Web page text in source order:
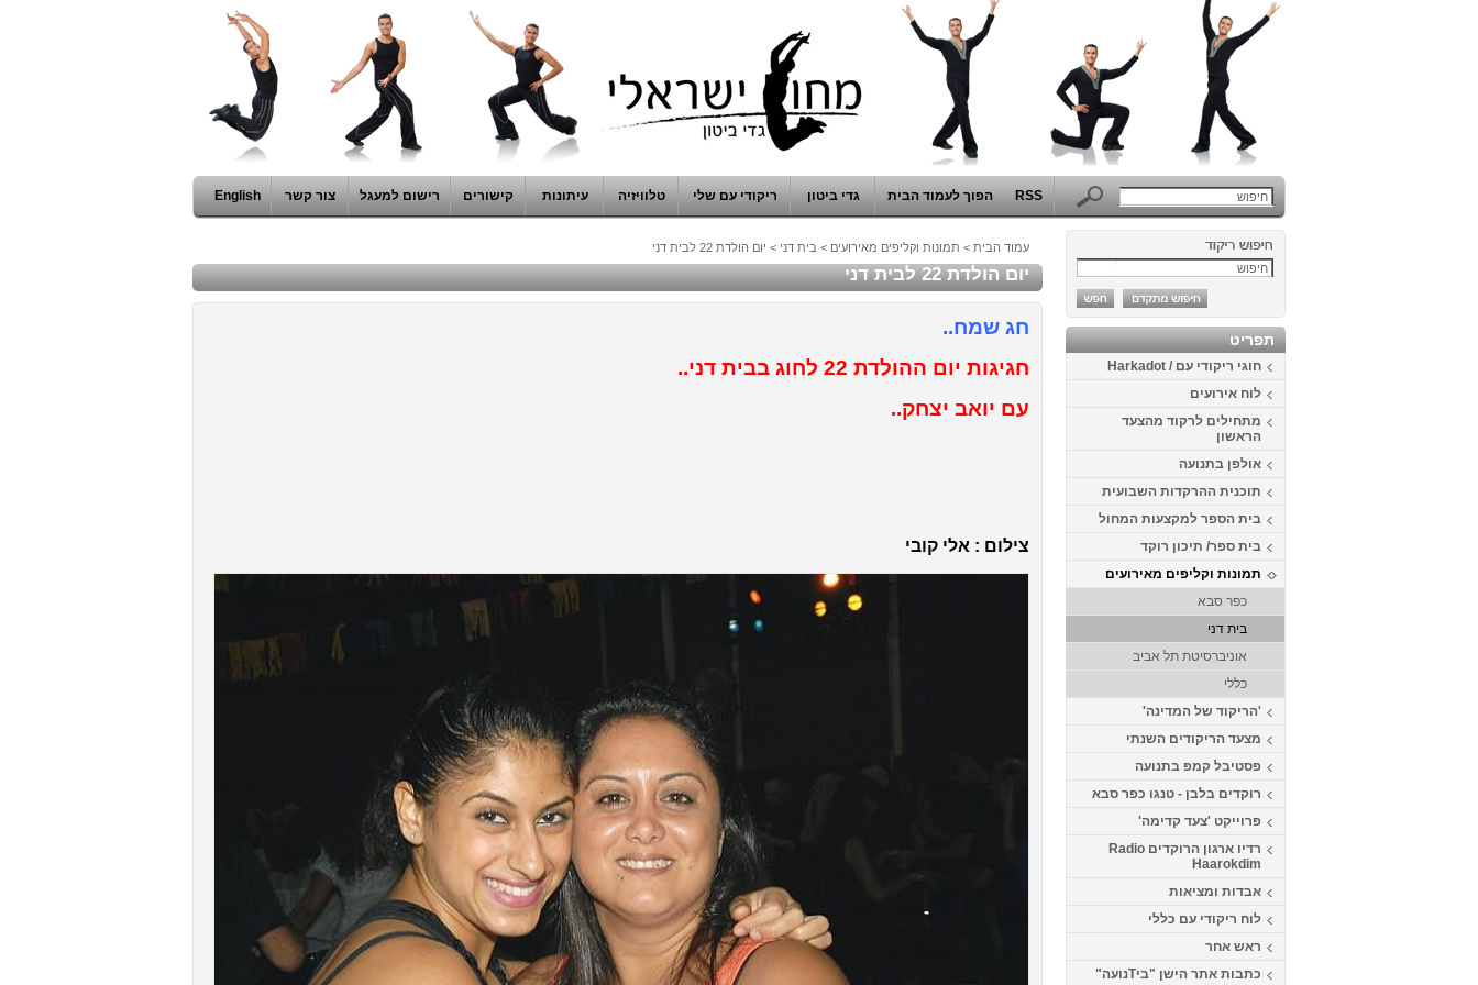
RSS הפוך לעמוד הבית גדי ביטון ריקודי עם שלי טלוויזיה עיתונות קישורים רישום למעגל צור קשר English
תפריט
חוגי ריקודי עם / Harkadot
לוח אירועים
מתחילים לרקוד מהצעד
הראשון
אולפן בתנועה
תוכנית ההרקדות השבועית
בית הספר למקצעות המחול
בית ספר/ תיכון רוקד
תמונות וקליפים מאירועים
כפר סבא
בית דני
אוניברסיטת תל אביב
כללי
'הריקוד של המדינה'
מצעד הריקודים השנתי
פסטיבל קמפ בתנועה
רוקדים בלבן - טנגו כפר סבא
פרוייקט 'צעד קדימה'
רדיו ארגון הרוקדים Radio
Haarokdim
אבדות ומציאות
לוח ריקודי עם כללי
ראש אחר
כתבות אתר הישן "ביTנועה"
עמוד הבית > תמונות וקליפים מאירועים > בית דני > יום הולדת 22 לבית דני
יום הולדת 22 לבית דני
חג שמח..
חגיגות יום ההולדת 22 לחוג בבית דני..
עם יואב יצחק..
צילום : אלי קובי